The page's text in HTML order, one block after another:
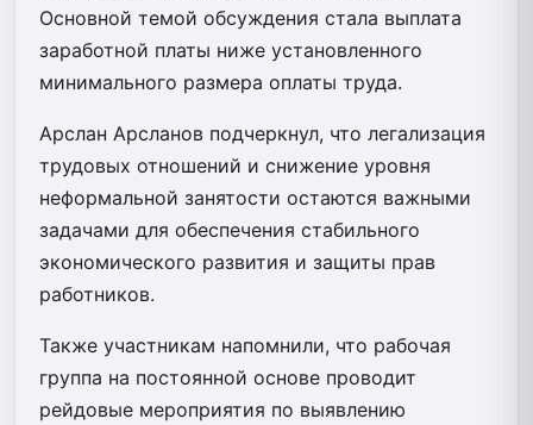
Основной темой обсуждения стала выплата
заработной платы ниже установленного
минимального размера оплаты труда.
Арслан Арсланов подчеркнул, что легализация
трудовых отношений и снижение уровня
неформальной занятости остаются важными
задачами для обеспечения стабильного
экономического развития и защиты прав
работников.
Также участникам напомнили, что рабочая
группа на постоянной основе проводит
рейдовые мероприятия по выявлению